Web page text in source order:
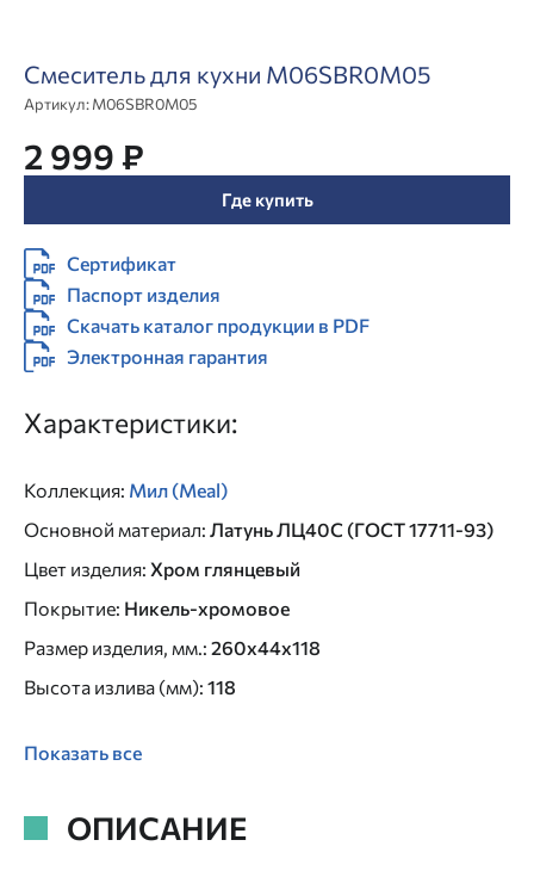
Смеситель для кухни M06SBR0M05
Артикул:M06SBR0M05
2 999 ₽
Где купить
Сертификат
Паспорт изделия
Скачать каталог продукции в PDF
Электронная гарантия
Характеристики:
Коллекция: Мил (Meal)
Основной материал: Латунь ЛЦ40C (ГОСТ 17711-93)
Цвет изделия: Хром глянцевый
Покрытие: Никель-хромовое
Размер изделия, мм.: 260x44x118
Высота излива (мм): 118
Показать все
ОПИСАНИЕ